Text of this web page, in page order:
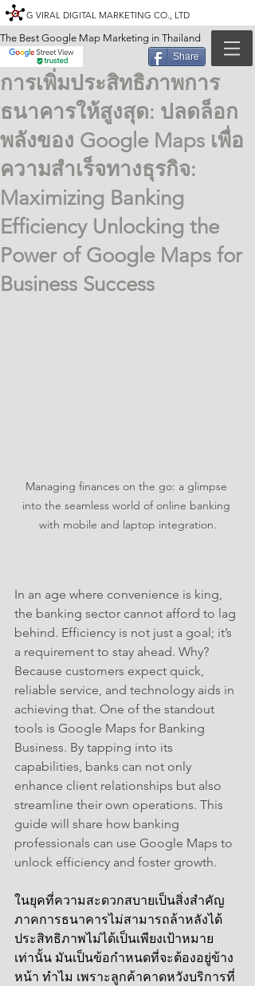
G VIRAL DIGITAL MARKETING CO., LTD
The Best Google Map Marketing in Thailand
Share
การเพิ่มประสิทธิภาพการ
ธนาคารให้สูงสุด: ปลดล็อก
พลังของ Google Maps เพื่อ
ความสำเร็จทางธุรกิจ:
Maximizing Banking
Efficiency Unlocking the
Power of Google Maps for
Business Success
Managing finances on the go: a glimpse
into the seamless world of online banking
with mobile and laptop integration.
In an age where convenience is king,
the banking sector cannot afford to lag
behind. Efficiency is not just a goal; it’s
a requirement to stay ahead. Why?
Because customers expect quick,
reliable service, and technology aids in
achieving that. One of the standout
tools is Google Maps for Banking
Business. By tapping into its
capabilities, banks can not only
enhance client relationships but also
streamline their own operations. This
guide will share how banking
professionals can use Google Maps to
unlock efficiency and foster growth.
ในยุคที่ความสะดวกสบายเป็นสิ่งสำคัญ
ภาคการธนาคารไม่สามารถล้าหลังได้
ประสิทธิภาพไม่ได้เป็นเพียงเป้าหมาย
เท่านั้น มันเป็นข้อกำหนดที่จะต้องอยู่ข้าง
หน้า ทำไม เพราะลูกค้าคาดหวังบริการที่